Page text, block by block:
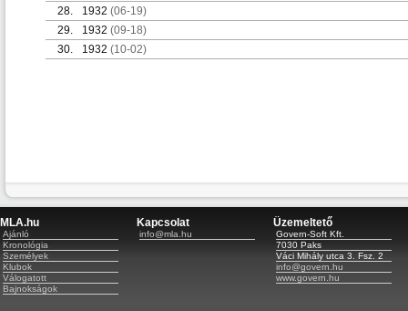
28.
1932 (06-19)
29.
1932 (09-18)
30.
1932 (10-02)
MLA.hu
Ajánló
Kronológia
Személyek
Klubok
Válogatott
Bajnokságok
Kapcsolat
info@mla.hu
Üzemeltető
Govern-Soft Kft.
7030 Paks
Váci Mihály utca 3. Fsz. 2
info@govern.hu
www.govern.hu